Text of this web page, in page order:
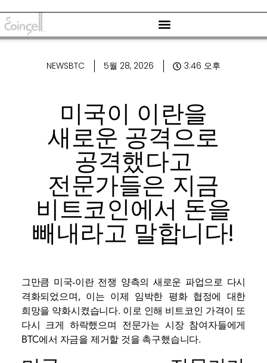
NEWSBTC 5월 28, 2026 3:46 오후
미국이 이란을
새로운 공격으로
공격했다고
전문가들은 지금
비트코인에서 돈을
빼내라고 말합니다!
그만큼 미국-이란 전쟁 양측의 새로운 파업으로 다시
격화되었으며, 이는 이제 임박한 평화 협정에 대한
희망을 약화시켰습니다. 이로 인해 비트코인 ​​가격이 또
다시 크게 하락했으며 전문가는 시장 참여자들에게
BTC에서 자금을 제거할 것을 촉구했습니다.